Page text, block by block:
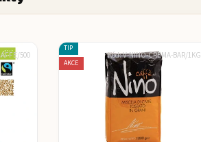
500
TIP
AKCE
Kód:V-NINO-CREMA-BAR/1KG